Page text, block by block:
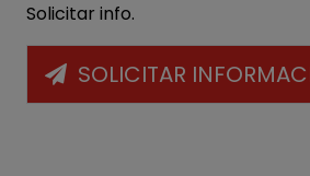
Solicitar info.
SOLICITAR